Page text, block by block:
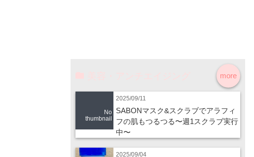
more
No
thumbnail
2025/09/11
SABONマスク&スクラブでアラフィ
フの肌もつるつる〜週1スクラブ実行
中〜
2025/09/04